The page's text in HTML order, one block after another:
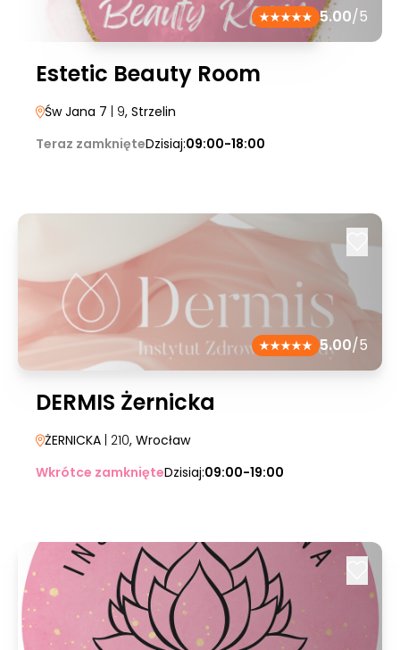
5.00/5
Estetic Beauty Room
Św Jana 7 | 9, Strzelin
Teraz zamknięteDzisiaj:09:00-18:00
5.00/5
DERMIS Żernicka
ŻERNICKA | 210, Wrocław
Wkrótce zamknięteDzisiaj:09:00-19:00